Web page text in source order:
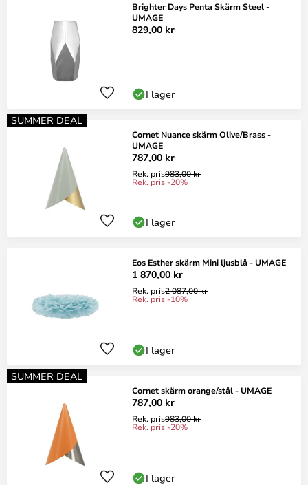
Brighter Days Penta Skärm Steel -
UMAGE
829,00 kr
I lager
SUMMER DEAL
Cornet Nuance skärm Olive/Brass -
UMAGE
787,00 kr
Rek. pris983,00 kr
Rek. pris -20%
I lager
Eos Esther skärm Mini ljusblå - UMAGE
1 870,00 kr
Rek. pris2 087,00 kr
Rek. pris -10%
I lager
SUMMER DEAL
Cornet skärm orange/stål - UMAGE
787,00 kr
Rek. pris983,00 kr
Rek. pris -20%
I lager